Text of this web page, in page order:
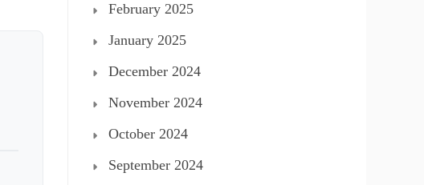
February 2025
January 2025
December 2024
November 2024
October 2024
September 2024